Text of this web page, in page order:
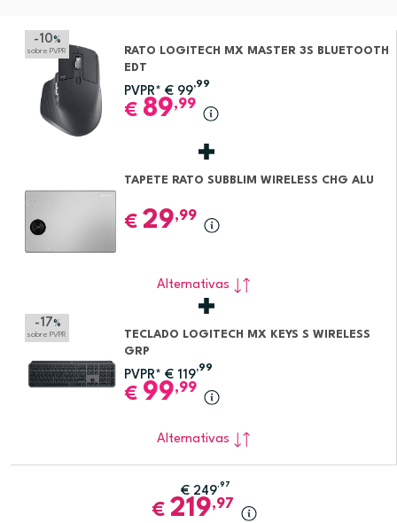
-10 %
sobre PVPR
RATO LOGITECH MX MASTER 3S BLUETOOTH
EDT
PVPR* € 99
,99
€ 89,99
TAPETE RATO SUBBLIM WIRELESS CHG ALU
€ 29,99
Alternativas
-17 %
sobre PVPR
TECLADO LOGITECH MX KEYS S WIRELESS
GRP
PVPR* € 119
,99
€ 99,99
Alternativas
€ 249,97
€ 219,97